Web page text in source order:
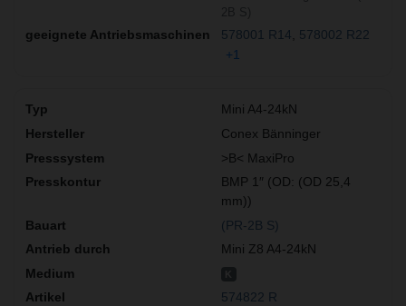
578001 R14
578002 R22
+1
Mini A4-24kN
Conex Bänninger
>B< MaxiPro
BMP 1″ (OD: (OD 25,4
mm))
(PR-2B S)
Mini Z8 A4-24kN
574822 R